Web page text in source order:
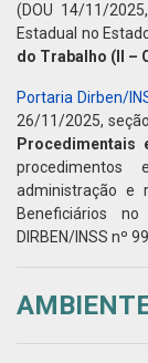
(DOU 14/11/
Estadual no
do Trabalho (II –
Portaria Dirben/
26/11/2025,
Procedimentais
administração e
Beneficiários
DIRBEN/INSS nº